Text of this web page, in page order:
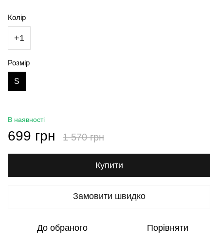
Колір
+1
Розмір
S
В наявності
699 грн 1 570 грн
Купити
Замовити швидко
До обраного Порівняти